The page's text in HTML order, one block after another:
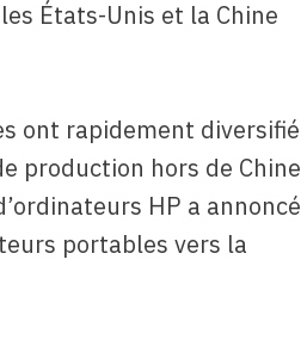
États-Unis et la Chine
ont rapidement diversifié
production hors de Chine
HP a annoncé
portables vers la